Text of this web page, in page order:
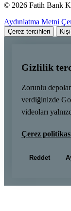
© 2026 Fatih Bank
Aydınlatma Metni
Çerez tercihleri
Gizlilik
Zorunlu
verdiğinizde
videoları
Çerez
Reddet